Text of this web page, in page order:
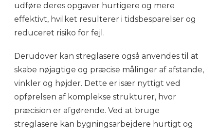
udføre deres opgaver hurtigere og mere
effektivt, hvilket resulterer i tidsbesparelser og
reduceret risiko for fejl.
Derudover kan streglasere også anvendes til at
skabe nøjagtige og præcise målinger af afstande,
vinkler og højder. Dette er især nyttigt ved
opførelsen af komplekse strukturer, hvor
præcision er afgørende. Ved at bruge
streglasere kan bygningsarbejdere hurtigt og